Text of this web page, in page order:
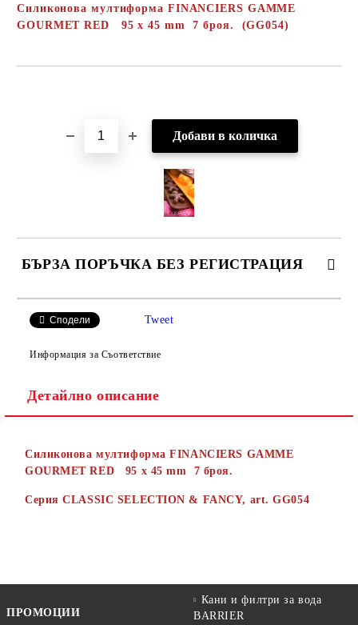
Силиконова мултиформа FINANCIERS GAMME
GOURMET RED 95 x 45 mm7броя. (GG054)
БЪРЗА ПОРЪЧКА БЕЗ РЕГИСТРАЦИЯ
Ние ще се свържем с вас в рамките на работния ден.
Сподели Tweet
Информация за Съответствие
Детайлно описание
Силиконова мултиформаFINANCIERS GAMME
GOURMET RED 95 x 45 mm 7 броя.
СерияCLASSIC SELECTION& FANCY, art. GG054
ПРОМОЦИИ
Кани и филтри за вода
BARRIER